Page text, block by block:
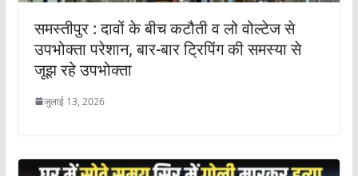
समस्तीपुर : दावों के बीच कटौती व लो वोल्टेज से
उपभोक्ता परेशान, बार-बार ट्रिपिंग की समस्या से
जूझ रहे उपभोक्ता
जुलाई 13, 2026